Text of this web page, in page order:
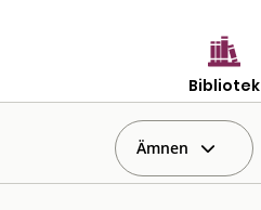
Bibliotek
Ämnen